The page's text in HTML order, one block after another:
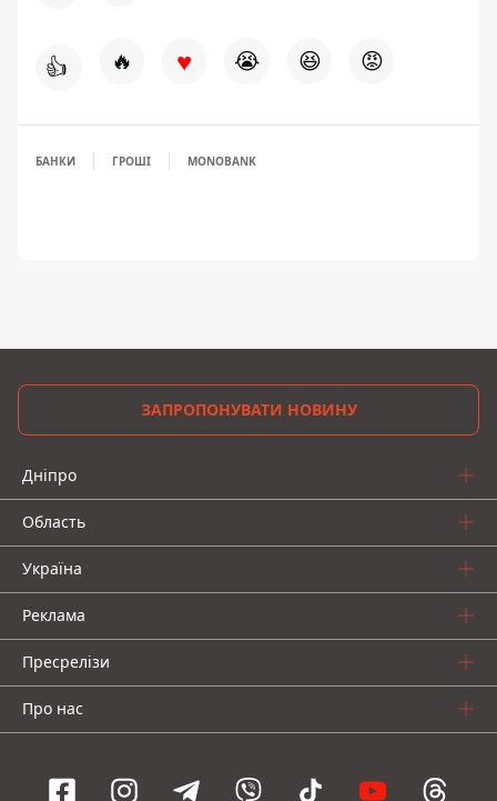
👍 🔥 ♥ 😭 😆 😡
БАНКИ ГРОШІ MONOBANK
ЗАПРОПОНУВАТИ НОВИНУ
Дніпро
Область
Україна
Реклама
Пресрелізи
Про нас